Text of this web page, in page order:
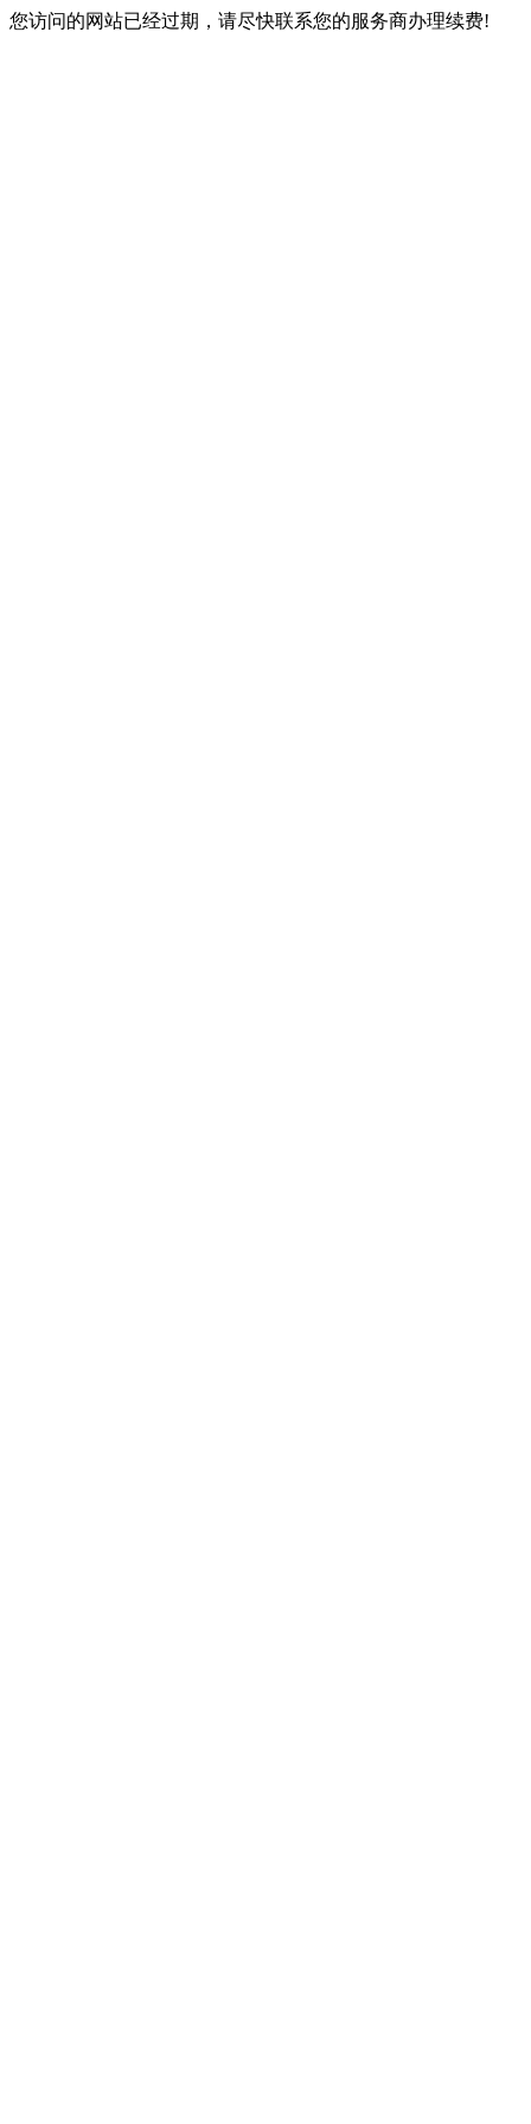
您访问的网站已经过期，请尽快联系您的服务商办理续费!